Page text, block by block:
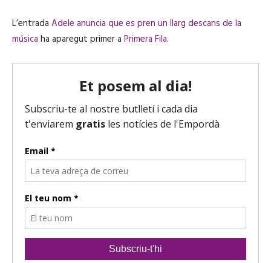
L’entrada Adele anuncia que es pren un llarg descans de la
música ha aparegut primer a Primera Fila.